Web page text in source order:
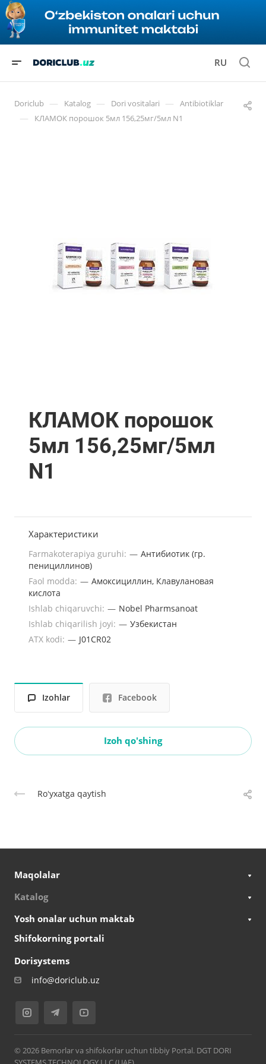
RU
Doriclub — Katalog — Dori vositalari — Antibiotiklar
— КЛАМОК порошок 5мл 156,25мг/5мл N1
КЛАМОК порошок
5мл 156,25мг/5мл
N1
Характеристики
Farmakoterapiya guruhi: — Антибиотик (гр.
пенициллинов)
Faol modda: — Амоксициллин, Клавулановая
кислота
Ishlab chiqaruvchi: — Nobel Pharmsanoat
Ishlab chiqarilish joyi: — Узбекистан
ATX kodi: — J01CR02
Izohlar Facebook
Izoh qo'shing
Roʻyxatga qaytish
Maqolalar
Katalog
Yosh onalar uchun maktab
Shifokorning portali
Dorisystems
info@doriclub.uz
© 2026 Bemorlar va shifokorlar uchun tibbiy Portal. DGT DORI